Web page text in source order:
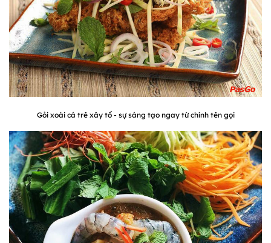
Gỏi xoài cá trê xây tổ - sự sáng tạo ngay từ chính tên gọi